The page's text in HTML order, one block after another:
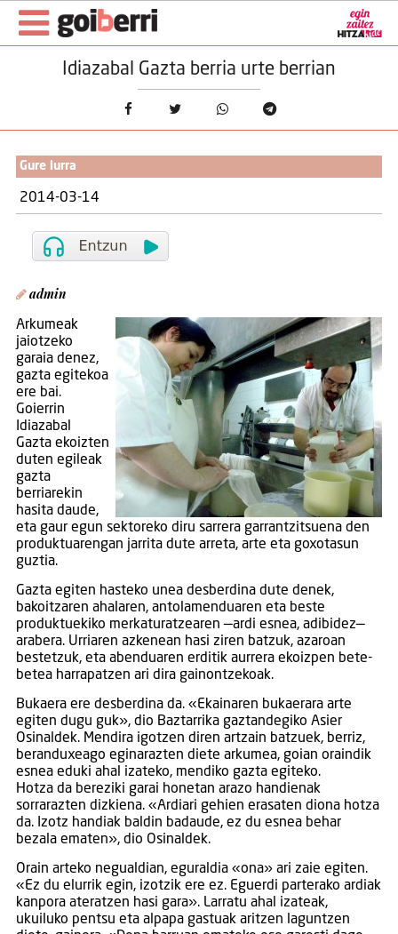
Idiazabal Gazta berria urte berrian
Gure lurra
2014-03-14
admin
Arkumeak
jaiotzeko
garaia denez,
gazta egitekoa
ere bai.
Goierrin
Idiazabal
Gazta ekoizten
duten egileak
gazta
berriarekin
hasita daude,
eta gaur egun sektoreko diru sarrera garrantzitsuena den
produktuarengan jarrita dute arreta, arte eta goxotasun
guztia.
Gazta egiten hasteko unea desberdina dute denek,
bakoitzaren ahalaren, antolamenduaren eta beste
produktuekiko merkaturatzearen —ardi esnea, adibidez—
arabera. Urriaren azkenean hasi ziren batzuk, azaroan
bestetzuk, eta abenduaren erditik aurrera ekoizpen bete-
betea harrapatzen ari dira gainontzekoak.
Bukaera ere desberdina da. «Ekainaren bukaerara arte
egiten dugu guk», dio Baztarrika gaztandegiko Asier
Osinaldek. Mendira igotzen diren artzain batzuek, berriz,
beranduxeago eginarazten diete arkumea, goian oraindik
esnea eduki ahal izateko, mendiko gazta egiteko.
Hotza da bereziki garai honetan arazo handienak
sorrarazten dizkiena. «Ardiari gehien erasaten diona hotza
da. Izotz handiak baldin badaude, ez du esnea behar
bezala ematen», dio Osinaldek.
Orain arteko negualdian, eguraldia «ona» ari zaie egiten.
«Ez du elurrik egin, izotzik ere ez. Eguerdi parterako ardiak
kanpora ateratzen hasi gara». Larratu ahal izateak,
ukuiluko pentsu eta alpapa gastuak aritzen laguntzen